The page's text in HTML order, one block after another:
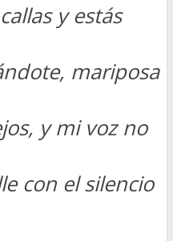
y estás
mariposa
y mi voz no
con el silencio